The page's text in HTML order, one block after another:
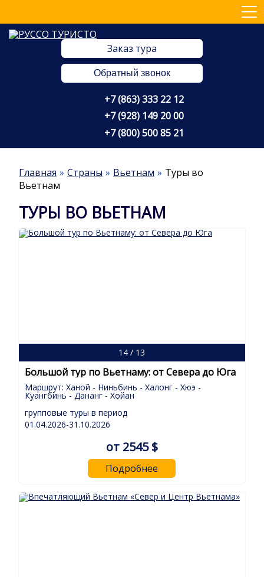
Заказ тура
Обратный звонок
+7 (863) 333 22 12
+7 (928) 149 20 00
+7 (800) 500 85 21
Главная Страны Вьетнам
Туры во
Вьетнам
ТУРЫ ВО ВЬЕТНАМ
14 / 13
Большой тур по Вьетнаму: от Севера до Юга
Маршрут: Ханой - Ниньбинь - Халонг - Хюэ -
Куангбинь - Дананг - Хойан
групповые туры в период
01.04.2026-31.10.2026
от 2545 $
Подробнее